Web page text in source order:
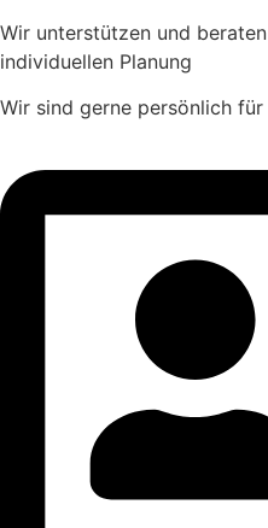
Wir unterstützen und
individuellen Planung
Wir sind gerne persönlich für